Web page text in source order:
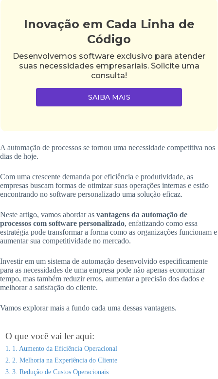
Inovação em Cada Linha de
Código
Desenvolvemos software exclusivo para atender
suas necessidades empresariais. Solicite uma
consulta!
SAIBA MAIS
A automação de processos se tornou uma necessidade competitiva nos
dias de hoje.
Com uma crescente demanda por eficiência e produtividade, as
empresas buscam formas de otimizar suas operações internas e estão
encontrando no software personalizado uma solução eficaz.
Neste artigo, vamos abordar as vantagens da automação de
processos com software personalizado, enfatizando como essa
estratégia pode transformar a forma como as organizações funcionam e
aumentar sua competitividade no mercado.
Investir em um sistema de automação desenvolvido especificamente
para as necessidades de uma empresa pode não apenas economizar
tempo, mas também reduzir erros, aumentar a precisão dos dados e
melhorar a satisfação do cliente.
Vamos explorar mais a fundo cada uma dessas vantagens.
O que você vai ler aqui:
1. Aumento da Eficiência Operacional
2. Melhoria na Experiência do Cliente
3. Redução de Custos Operacionais